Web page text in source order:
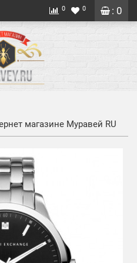
: 0
0 0
магазине Муравей RU